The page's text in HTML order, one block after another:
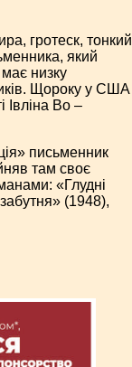
гротеск, тонкий
який
низку
Щороку у США
Івліна Во –
письменник
там своє
«Глудні
(1948),